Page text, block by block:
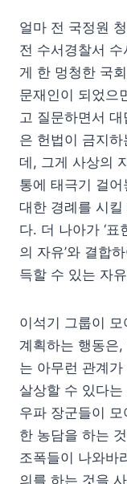
얼마 전 국정원
전 수서경찰서
게 한 멍청한 국
문재인이 되었으
고 질문하면서
은 헌법이 금지
데, 그게 사상의
통에 태극기 걸
대한 경례를 시
다. 더 나아가 ‘표
의 자유’와 결합
득할 수 있는 자
이석기 그룹이 모
계획하는 행동은
는 아무런 관계
살상할 수 있다
우파 장군들이
한 농담을 하는
조폭들이 나와바
의를 하는 것을